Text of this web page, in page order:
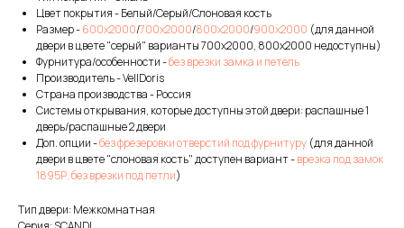
Цвет покрытия - Белый/Серый/Слоновая кость
Размер -600х2000/700х2000/800х2000/900х2000 (для данной
двери в цвете "серый" варианты 700х2000, 800х2000 недоступны)
Фурнитура/особенности -без врезки замка и петель
Производитель - VellDoris
Страна производства - Россия
Системы открывания, которые доступны этой двери: распашные 1
дверь/распашные 2 двери
Доп. опции -без фрезеровки отверстий под фурнитуру (для данной
двери в цвете "слоновая кость" доступен вариант -врезка под замок
1895Р, без врезки под петли)
Тип двери: Межкомнатная